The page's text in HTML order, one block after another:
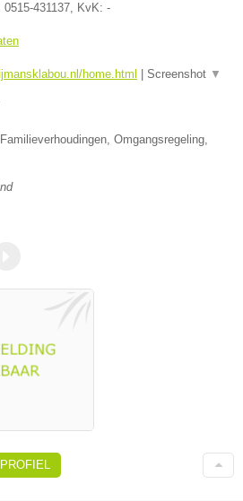
0515-431137, KvK: -
home.html Screenshot ▼
Omgangsregeling,